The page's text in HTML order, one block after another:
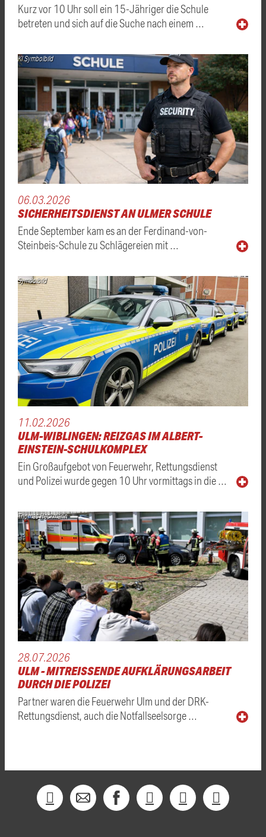
Kurz vor 10 Uhr soll ein 15-Jähriger die Schule
betreten und sich auf die Suche nach einem …
KI Symbolbild
06.03.2026
SICHERHEITSDIENST AN ULMER SCHULE
Ende September kam es an der Ferdinand-von-
Steinbeis-Schule zu Schlägereien mit …
Symbolbild
11.02.2026
ULM-WIBLINGEN: REIZGAS IM ALBERT-
EINSTEIN-SCHULKOMPLEX
Ein Großaufgebot von Feuerwehr, Rettungsdienst
und Polizei wurde gegen 10 Uhr vormittags in die …
Thomas Heckmann
28.07.2026
ULM - MITREISSENDE AUFKLÄRUNGSARBEIT D
URCH DIE POLIZEI
Partner waren die Feuerwehr Ulm und der DRK-
Rettungsdienst, auch die Notfallseelsorge …